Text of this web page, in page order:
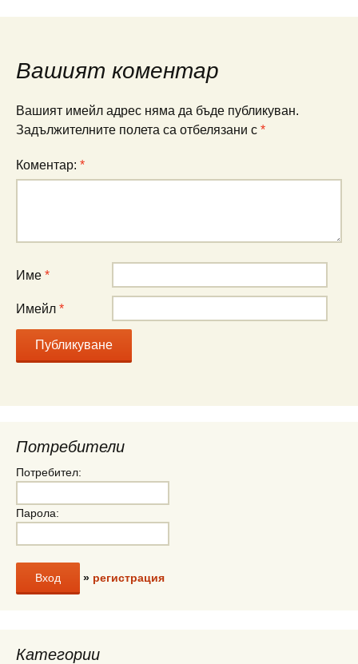
Вашият коментар
Вашият имейл адрес няма да бъде публикуван.
Задължителните полета са отбелязани с *
Коментар: *
Име *
Имейл *
Потребители
Потребител:
Парола:
» регистрация
Категории